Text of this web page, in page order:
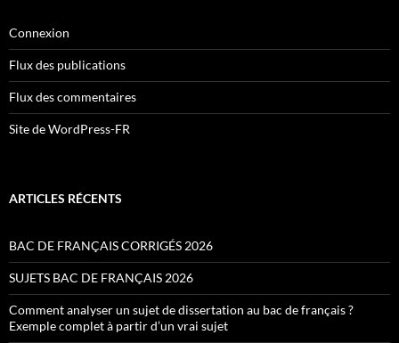
Connexion
Flux des publications
Flux des commentaires
Site de WordPress-FR
ARTICLES RÉCENTS
BAC DE FRANÇAIS CORRIGÉS 2026
SUJETS BAC DE FRANÇAIS 2026
Comment analyser un sujet de dissertation au bac de français ?
Exemple complet à partir d’un vrai sujet